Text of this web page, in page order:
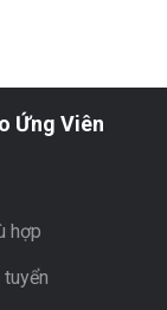
Ứng Viên
hợp